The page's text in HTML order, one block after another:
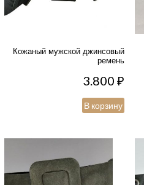
Кожаный мужской джинсовый
ремень
3.800₽
В корзину